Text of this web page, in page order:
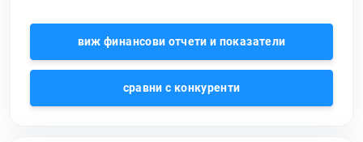
виж финансови отчети и показатели
сравни с конкуренти